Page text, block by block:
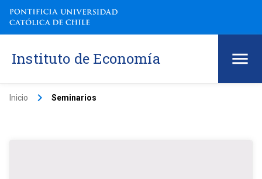
Instituto de Economía
Inicio keyboard_arrow_right Seminarios